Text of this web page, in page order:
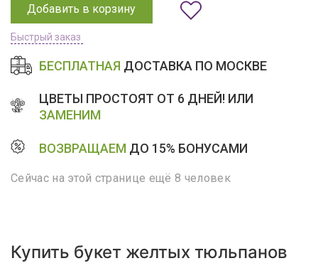
Добавить в корзину
Быстрый заказ
БЕСПЛАТНАЯ ДОСТАВКА ПО МОСКВЕ
ЦВЕТЫ ПРОСТОЯТ ОТ 6 ДНЕЙ! ИЛИ
ЗАМЕНИМ
ВОЗВРАЩАЕМ ДО 15% БОНУСАМИ
Сейчас на этой странице ещё 8 человек
Купить букет желтых тюльпанов